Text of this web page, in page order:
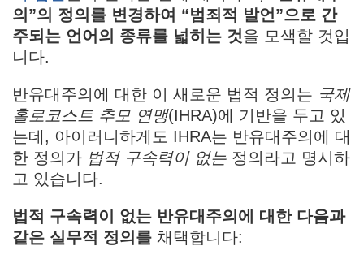
의”의 정의를 변경하여 “범죄적 발언”으로 간
주되는 언어의 종류를 넓히는 것을 모색할 것입
니다.
반유대주의에 대한 이 새로운 법적 정의는 국제
홀로코스트 추모 연맹(IHRA)에 기반을 두고 있
는데, 아이러니하게도 IHRA는 반유대주의에 대
한 정의가 법적 구속력이 없는 정의라고 명시하
고 있습니다.
법적 구속력이 없는 반유대주의에 대한 다음과
같은 실무적 정의를 채택합니다: